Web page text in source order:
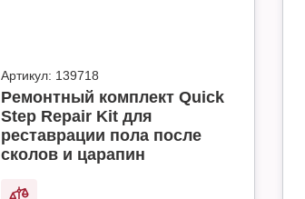
Артикул: 139718
Ремонтный комплект Quick
Step Repair Kit для
реставрации пола после
сколов и царапин